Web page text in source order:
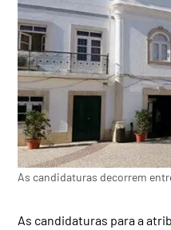
As candidaturas decorrem
As candidaturas para a